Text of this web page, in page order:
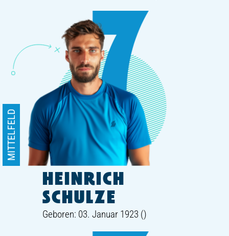
HEINRICH
SCHULZE
MITTELFELD
Geboren: 03. Januar 1923 ()